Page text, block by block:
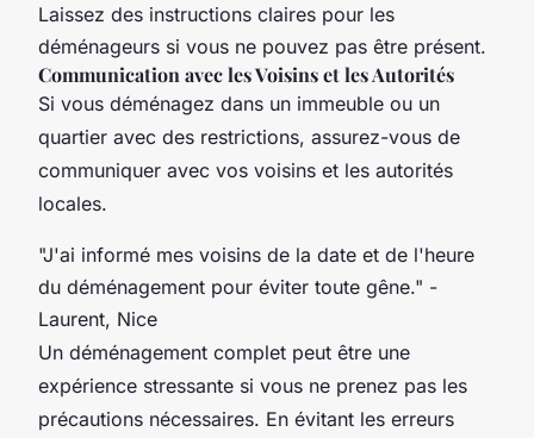
Laissez des instructions claires pour les
déménageurs si vous ne pouvez pas être présent.
Communication avec les Voisins et les Autorités
Si vous déménagez dans un immeuble ou un
quartier avec des restrictions, assurez-vous de
communiquer avec vos voisins et les autorités
locales.
"J'ai informé mes voisins de la date et de l'heure
du déménagement pour éviter toute gêne." -
Laurent, Nice
Un déménagement complet peut être une
expérience stressante si vous ne prenez pas les
précautions nécessaires. En évitant les erreurs